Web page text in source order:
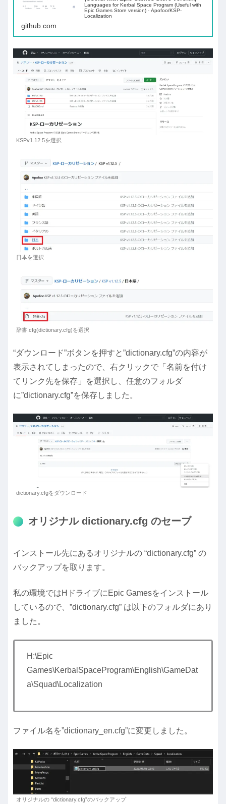
Languages for Kerbal Space Program (Useful with
Epic Games Store version) - Apofoo/KSP-
Localization
github.com
KSPv1.12.5を選択
日本を選択
辞書.cfg(dictionary.cfg)を選択
“ダウンロード”ボタンを押すと”dictionary.cfg”の内容が
表示されてしまったので、右クリックで「名前を付け
てリンク先を保存」を選択し、任意のフォルダ
に”dictionary.cfg”を保存しました。
dictionary.cfgをダウンロード
オリジナル dictionary.cfg のセーブ
インストール先にあるオリジナルの “dictionary.cfg” の
バックアップを取ります。
私の環境ではHドライブにEpic Gamesをインストール
しているので、”dictionary.cfg” は以下のフォルダにあり
ました。
H:\Epic
Games\KerbalSpaceProgram\English\GameDat
a\Squad\Localization
ファイル名を”dictionary_en.cfg”に変更しました。
オリジナルの “dictionary.cfg”のバックアップ